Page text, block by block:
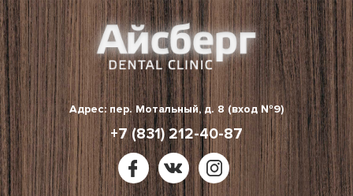
Skip
to
content
Адрес: пер. Мотальный, д. 8 (вход №9)
+7 (831) 212-40-87